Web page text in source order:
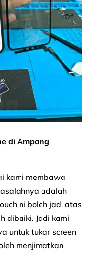
di Ampang
kami membawa
adalah
ni boleh jadi atas
dibaiki. Jadi kami
untuk tukar screen
menjimatkan